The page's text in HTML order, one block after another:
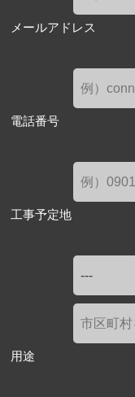
メールアドレス
電話番号
工事予定地
用途